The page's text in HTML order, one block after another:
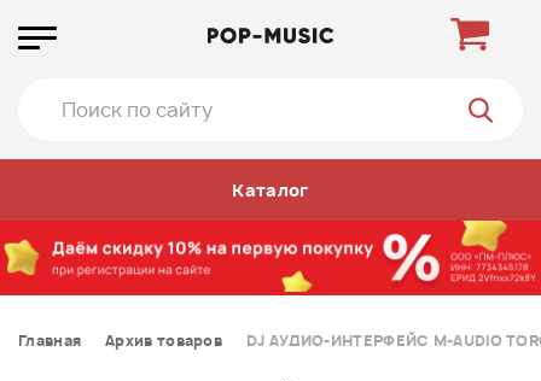
Каталог
Главная Архив товаров DJ АУДИО-ИНТЕРФЕЙС M-AUDIO